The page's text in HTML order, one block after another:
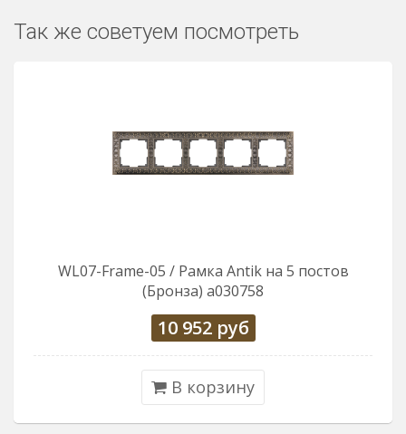
Так же советуем посмотреть
WL07-Frame-05 / Рамка Antik на 5 постов
(Бронза) a030758
10 952руб
В корзину